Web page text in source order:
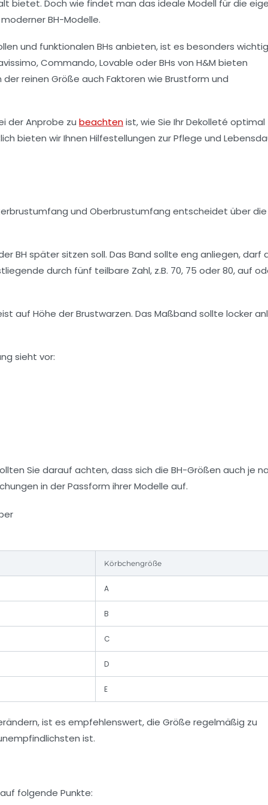
bietet. Doch wie findet man das ideale Modell für die
BH-Modelle.
und funktionalen BHs anbieten, ist es besonders
,Commando,Lovable oderBHs von H&M bieten
reinen Größe auch Faktoren wie Brustform und
der Anprobe zu beachtenist, wie Sie Ihr Dekolleté optimal
bieten wir Ihnen Hilfestellungen zur Pflege und
und Oberbrustumfang entscheidet über die
BH später sitzen soll. Das Band sollte eng anliegen, darf
durch fünf teilbare Zahl, z.B. 70, 75 oder 80, auf
auf Höhe der Brustwarzen. Das Maßband sollte locker
sieht vor:
Sie darauf achten, dass sich die BH-Größen auch je
in der Passform ihrer Modelle auf.
Körbchengröße
A
B
C
D
E
ist es empfehlenswert, die Größe regelmäßig zu
ist.
folgende Punkte: